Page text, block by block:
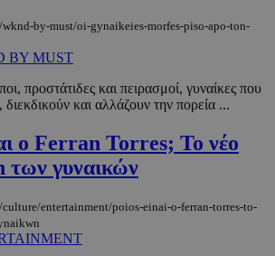
by-must/oi-gynaikeies-morfes-piso-apo-ton-
BY MUST
προστάτιδες και πειρασμοί, γυναίκες που
και αλλάζουν την πορεία ...
ο Ferran Torres; Το νέο
γυναικών
entertainment/poios-einai-o-ferran-torres-to-